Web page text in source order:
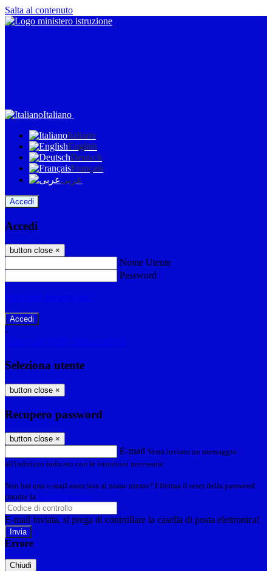
Salta al contenuto
Italiano
Italiano
English
Deutsch
Français
عربى
Accedi
Accedi
button close ×
Nome Utente
Password
Password dimenticata?
-
Entra con SPID
Entra con CIE
Seleziona utente
button close ×
Recupero password
button close ×
E-mail Verrà inviato un messaggio
all'indirizzo indicato con le istruzioni necessarie.
Non hai una e-mail associata al nome utente? Effettua il reset della password
tramite la Login Spaggiari
E-mail inviata, si prega di controllare la casella di posta elettronica!
Errore
Chiudi